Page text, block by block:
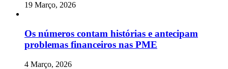
19 Março, 2026
Os números contam histórias e antecipam
problemas financeiros nas PME
4 Março, 2026